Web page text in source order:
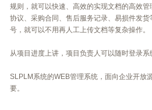
规则，就可以快速、高效的实现文档的高效
协议、采购合同、售后服务记录、易损件发
号，就可以不用再人工上传文档等复杂操作。
从项目进度上讲，项目负责人可以随时登录
SLPLM系统的WEB管理系统，面向企业开放
要。